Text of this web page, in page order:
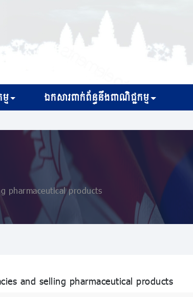
ម ឯកសារពាក់ព័ន្ធនឹងពាណិជ្ជកម្ម
pharmaceutical products
and selling pharmaceutical products